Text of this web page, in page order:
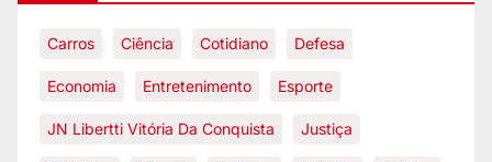
Carros Ciência Cotidiano Defesa
Economia Entretenimento Esporte
JN Libertti Vitória Da Conquista Justiça